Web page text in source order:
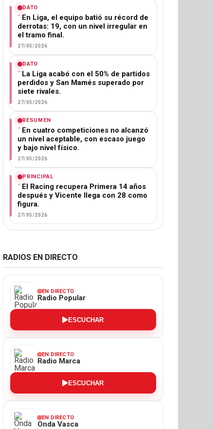
DATO
En Liga, el equipo batió su récord de
derrotas: 19, con un nivel irregular en
el tramo final.
27/05/2026
DATO
La Liga acabó con el 50% de partidos
perdidos y San Mamés superado por
siete rivales.
27/05/2026
RESUMEN
En cuatro competiciones no alcanzó
un nivel aceptable, con escaso juego
y bajo nivel físico.
27/05/2026
PRINCIPAL
El Racing recupera Primera 14 años
después y Vicente llega con 28 como
figura.
27/05/2026
RADIOS EN DIRECTO
EN DIRECTO
Radio Popular
ESCUCHAR
EN DIRECTO
Radio Marca
ESCUCHAR
EN DIRECTO
Onda Vasca